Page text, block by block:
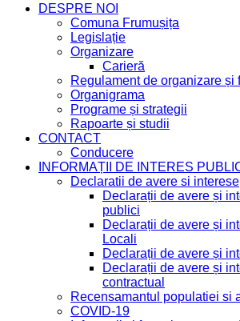
DESPRE NOI
Comuna Frumușița
Legislație
Organizare
Carieră
Regulament de organizare și
Organigrama
Programe și strategii
Rapoarte și studii
CONTACT
Conducere
INFORMAȚII DE INTERES
Declaratii de avere si interese
Declarații de avere și
publici
Declarații de avere și
Locali
Declarații de avere și
Declarații de avere și
contractual
Recensamantul populatiei si
COVID-19